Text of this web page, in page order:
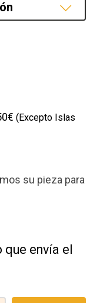
(Excepto Islas
su pieza para
que envía el